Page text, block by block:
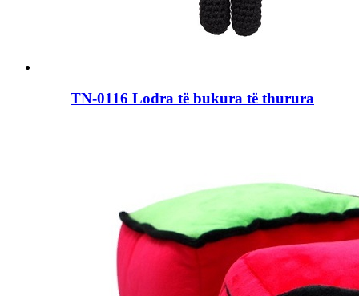
TN-0116 Lodra të bukura të thurura